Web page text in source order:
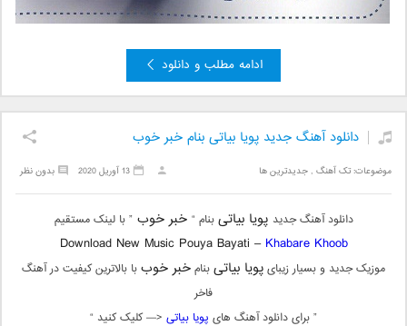
ادامه مطلب و دانلود
دانلود آهنگ جدید پویا بیاتی بنام خبر خوب
موضوعات:تک آهنگ ,جدیدترین ها بدون نظر 13 آوریل 2020
دانلود آهنگ جدید پویا بیاتیبنام “ خبر خوب” با لینک مستقیم
Download New Music Pouya Bayati – Khabare Khoob
موزیک جدید و بسیار زیبایپویا بیاتیبنامخبر خوببا بالاترین کیفیت در آهنگ
فاخر
” برای دانلود آهنگ های پویا بیاتی <— کلیک کنید “